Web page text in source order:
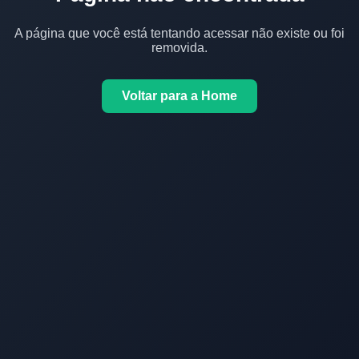
A página que você está tentando acessar não existe ou foi
removida.
Voltar para a Home